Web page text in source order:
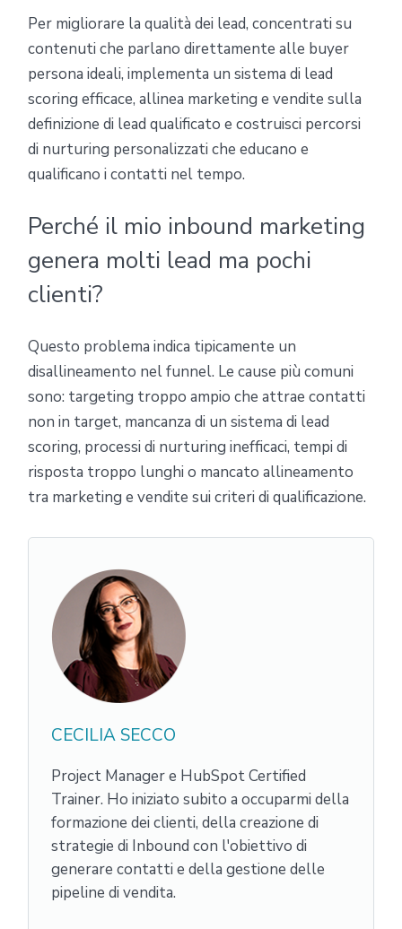
Per migliorare la qualità dei lead, concentrati su
contenuti che parlano direttamente alle buyer
persona ideali, implementa un sistema di lead
scoring efficace, allinea marketing e vendite sulla
definizione di lead qualificato e costruisci percorsi
di nurturing personalizzati che educano e
qualificano i contatti nel tempo.
Perché il mio inbound marketing
genera molti lead ma pochi
clienti?
Questo problema indica tipicamente un
disallineamento nel funnel. Le cause più comuni
sono: targeting troppo ampio che attrae contatti
non in target, mancanza di un sistema di lead
scoring, processi di nurturing inefficaci, tempi di
risposta troppo lunghi o mancato allineamento
tra marketing e vendite sui criteri di qualificazione.
CECILIA SECCO
Project Manager e HubSpot Certified
Trainer. Ho iniziato subito a occuparmi della
formazione dei clienti, della creazione di
strategie di Inbound con l'obiettivo di
generare contatti e della gestione delle
pipeline di vendita.